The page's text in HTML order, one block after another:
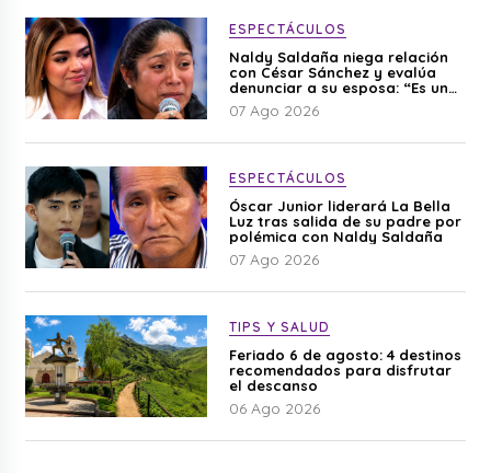
ESPECTÁCULOS
Naldy Saldaña niega relación
con César Sánchez y evalúa
denunciar a su esposa: “Es una
difamación”
07 Ago 2026
ESPECTÁCULOS
Óscar Junior liderará La Bella
Luz tras salida de su padre por
polémica con Naldy Saldaña
07 Ago 2026
TIPS Y SALUD
Feriado 6 de agosto: 4 destinos
recomendados para disfrutar
el descanso
06 Ago 2026